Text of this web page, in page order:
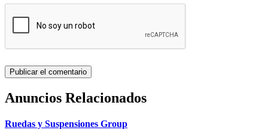
Anuncios Relacionados
Ruedas y Suspensiones Group